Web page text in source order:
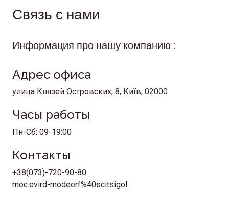
Связь с нами
Информация про нашу компанию :
Адрес офиса
улица Князей Островских, 8, Київ, 02000
Часы работы
Пн-Сб: 09-19:00
Контакты
+38(073)-720-90-80
moc.evird-modeerf%40scitsigol